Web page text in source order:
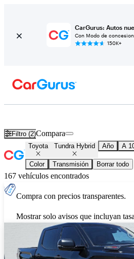
CarGurus: Autos
Con Modo de
150K+
Filtro (2)Compara
Toyota Tundra Hybrid Año A
Color Transmisión Borrar todo
167 vehículos encontrados
Compra con precios transparentes.
Mostrar solo avisos que incluyan